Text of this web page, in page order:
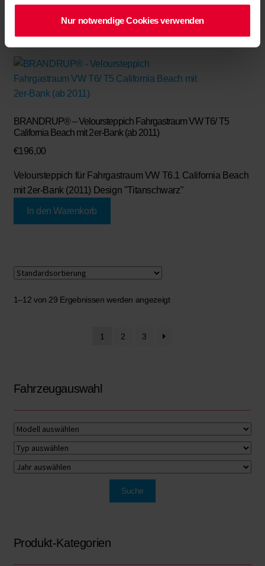
Nur notwendige Cookies verwenden
BRANDRUP® – Veloursteppich Fahrgastraum VW T6/ T5
California Beach mit 2er-Bank (ab 2011)
€196,00
Veloursteppich für Fahrgastraum VW T6.1 California Beach
mit 2er-Bank (2011) Design "Titanschwarz"
In den Warenkorb
1–12 von 29 Ergebnissen werden angezeigt
1 2 3
Fahrzeugauswahl
Produkt-Kategorien